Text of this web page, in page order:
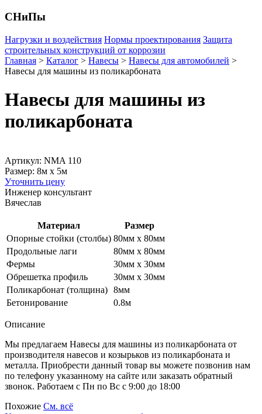
СНиПы
Нагрузки и воздействия Нормы проектирования Защита
строительных конструкций от коррозии
Главная > Каталог > Навесы > Навесы для автомобилей >
Навесы для машины из поликарбоната
Навесы для машины из
поликарбоната
Артикул: NMA 110
Размер: 8м x 5м
Уточнить цену
Инженер консультант
Вячеслав
Материал
Размер
Опорные стойки (столбы) 80мм х 80мм
Продольные лаги
80мм х 80мм
Фермы
30мм х 30мм
Обрешетка профиль
30мм х 30мм
Поликарбонат (толщина) 8мм
Бетонирование
0.8м
Описание
Мы предлагаем Навесы для машины из поликарбоната от
производителя навесов и козырьков из поликарбоната и
металла. Приобрести данный товар вы можете позвонив нам
по телефону указанному на сайте или заказать обратный
звонок. Работаем с Пн по Вс с 9:00 до 18:00
Похожие См. всё